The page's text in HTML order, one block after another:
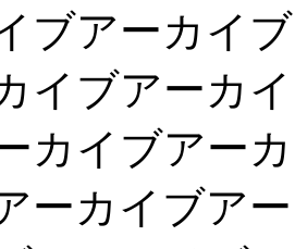
ブアーカイ
イブアーカ
カイブアー
ーカイブア